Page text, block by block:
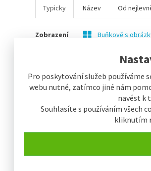
Pro poskytování služeb používáme
webu nutné, zatímco jiné nám
navést k
Souhlasíte s používáním všech
kliknutím
Typicky Název Od
Zobrazení Buňkově s